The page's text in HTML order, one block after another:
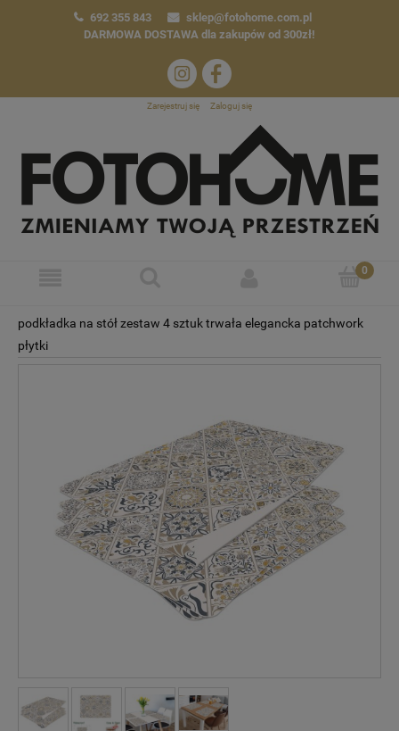
692 355 843
sklep@fotohome.com.pl
DARMOWA DOSTAWA dla zakupów od 300zł!
Zarejestruj się Zaloguj się
podkładka na stół zestaw 4 sztuk trwała elegancka patchwork
płytki